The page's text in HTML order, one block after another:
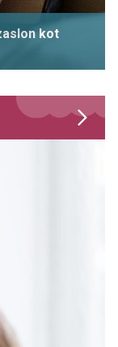
kot